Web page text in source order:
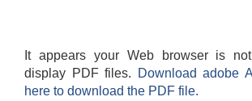
It appears your Web browser is
display PDF files.
Download adobe
here to download the PDF file.